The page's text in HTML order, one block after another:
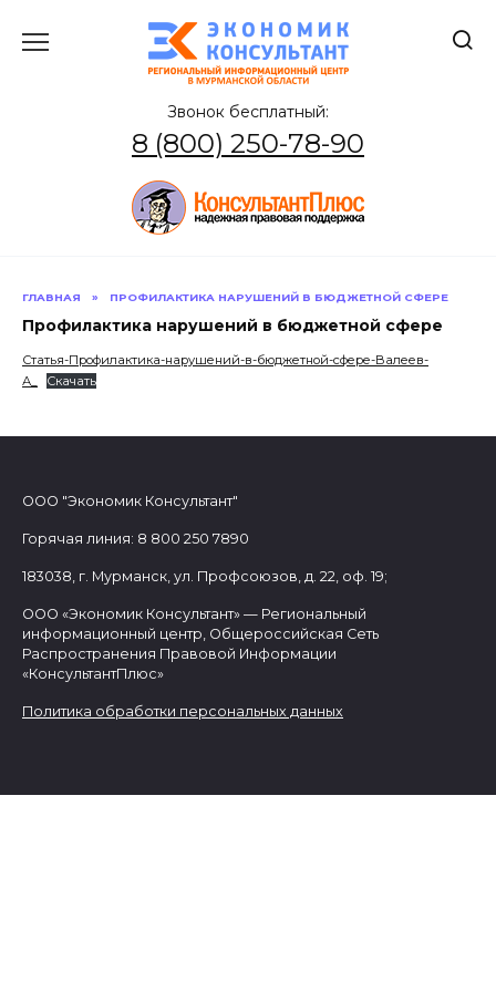
содержанию
Звонок бесплатный:
8 (800) 250-78-90
ГЛАВНАЯ » ПРОФИЛАКТИКА НАРУШЕНИЙ В БЮДЖЕТНОЙ СФЕРЕ
Профилактика нарушений в бюджетной сфере
Статья-Профилактика-нарушений-в-бюджетной-сфере-Валеев-
А_
Скачать
ООО "Экономик Консультант"
Горячая линия: 8 800 250 7890
183038, г. Мурманск, ул. Профсоюзов, д. 22, оф. 19;
ООО «Экономик Консультант» — Региональный
информационный центр, Общероссийская Сеть
Распространения Правовой Информации
«КонсультантПлюс»
Политика обработки персональных данных